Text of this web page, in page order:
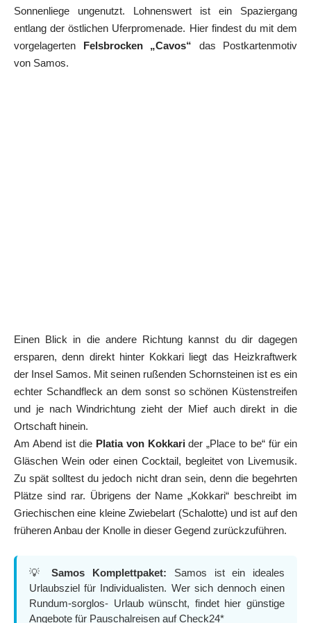
Sonnenliege ungenutzt. Lohnenswert ist ein Spaziergang
entlang der östlichen Uferpromenade. Hier findest du mit dem
vorgelagerten Felsbrocken „Cavos“ das Postkartenmotiv
von Samos.
Einen Blick in die andere Richtung kannst du dir dagegen
ersparen, denn direkt hinter Kokkari liegt das Heizkraftwerk
der Insel Samos. Mit seinen rußenden Schornsteinen ist es ein
echter Schandfleck an dem sonst so schönen Küstenstreifen
und je nach Windrichtung zieht der Mief auch direkt in die
Ortschaft hinein.
Am Abend ist die Platia von Kokkarider „Place to be“ für ein
Gläschen Wein oder einen Cocktail, begleitet von Livemusik.
Zu spät solltest du jedoch nicht dran sein, denn die begehrten
Plätze sind rar. Übrigens der Name „Kokkari“ beschreibt im
Griechischen eine kleine Zwiebelart (Schalotte) und ist auf den
früheren Anbau der Knolle in dieser Gegend zurückzuführen.
💡Samos Komplettpaket: Samos ist ein ideales
Urlaubsziel für Individualisten. Wer sich dennoch einen
Rundum-sorglos- Urlaub wünscht, findet hier günstige
Angebote für Pauschalreisen auf Check24*